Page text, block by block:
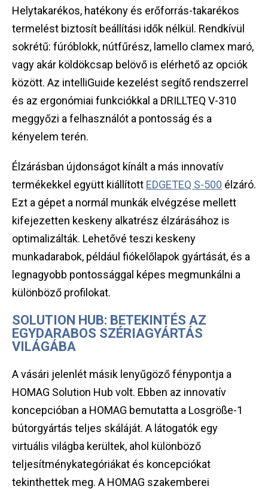
Helytakarékos, hatékony és erőforrás-takarékos
termelést biztosít beállítási idők nélkül. Rendkívül
sokrétű: fúróblokk, nútfűrész, lamello clamex maró,
vagy akár köldökcsap belövő is elérhető az opciók
között. Az intelliGuide kezelést segítő rendszerrel
és az ergonómiai funkciókkal a DRILLTEQ V-310
meggyőzi a felhasználót a pontosság és a
kényelem terén.
Élzárásban újdonságot kínált a más innovatív
termékekkel együtt kiállított EDGETEQ S-500 élzáró.
Ezt a gépet a normál munkák elvégzése mellett
kifejezetten keskeny alkatrész élzárásához is
optimalizálták. Lehetővé teszi keskeny
munkadarabok, például fiókelőlapok gyártását, és a
legnagyobb pontossággal képes megmunkálni a
különböző profilokat.
SOLUTION HUB: BETEKINTÉS AZ
EGYDARABOS SZÉRIAGYÁRTÁS
VILÁGÁBA
A vásári jelenlét másik lenyűgöző fénypontja a
HOMAG Solution Hub volt. Ebben az innovatív
koncepcióban a HOMAG bemutatta a Losgröße-1
bútorgyártás teljes skáláját. A látogatók egy
virtuális világba kerültek, ahol különböző
teljesítménykategóriákat és koncepciókat
tekinthettek meg. A HOMAG szakemberei